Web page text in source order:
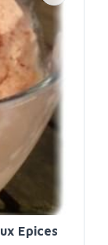
Epices